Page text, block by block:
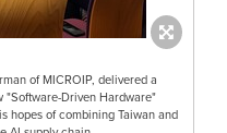
of MICROIP, delivered a
"Software-Driven Hardware"
hopes of combining Taiwan and